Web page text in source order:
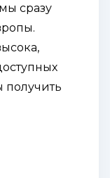
сразу
получить